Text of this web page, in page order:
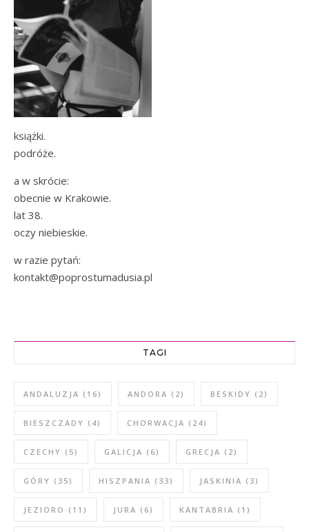
książki.
podróże.
a w skrócie:
obecnie w Krakowie.
lat 38.
oczy niebieskie.
w razie pytań:
kontakt@poprostumadusia.pl
TAGI
ANDALUZJA (16) ANDORA (2) BESKIDY (2)
BIESZCZADY (4) CHORWACJA (24)
CZECHY (5) GALICJA (6) GRECJA (2)
GÓRY (35) HISZPANIA (33) JASKINIA (3)
JEZIORO (11) JURA (6) KANTABRIA (1)